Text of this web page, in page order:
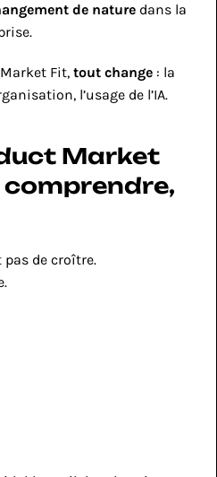
de nature dans la
Fit, tout change : la
l’usage de l’IA.
Market
comprendre,
pas de croître.